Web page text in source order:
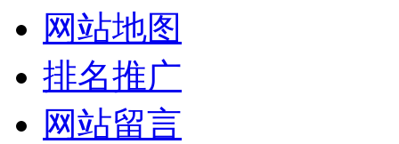
网站地图
排名推广
网站留言